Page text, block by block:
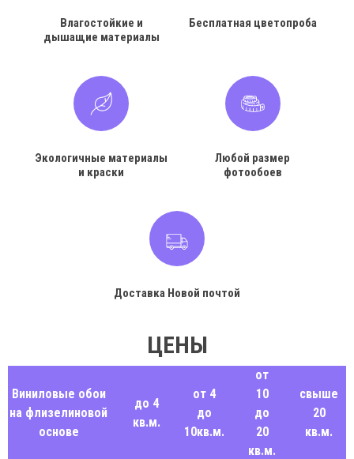
Влагостойкие и
дышащие материалы
Бесплатная цветопроба
Экологичные материалы
и краски
Любой размер
фотообоев
Доставка Новой почтой
ЦЕНЫ
Виниловые обои
на флизелиновой
основе
до 4
кв.м.
от 4
до
10кв.м.
от
10
до
20
кв.м.
свыше
20
кв.м.